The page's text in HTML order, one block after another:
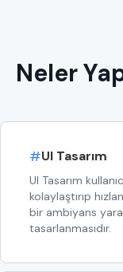
Neler
#UI Tasarım
UI Tasarım
kolaylaştırıp
bir ambiyans
tasarlanmasıdır.